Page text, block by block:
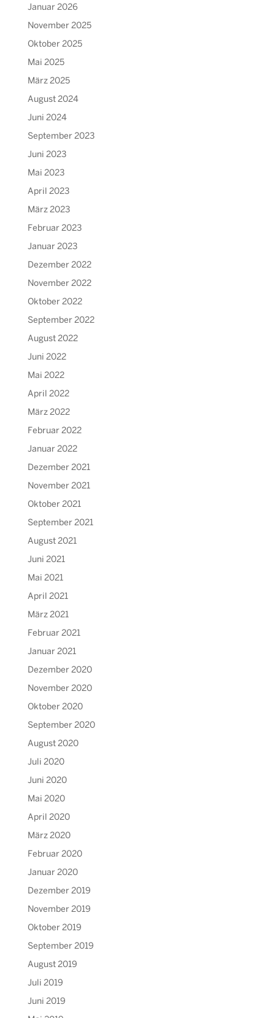
Januar 2026
November 2025
Oktober 2025
Mai 2025
März 2025
August 2024
Juni 2024
September 2023
Juni 2023
Mai 2023
April 2023
März 2023
Februar 2023
Januar 2023
Dezember 2022
November 2022
Oktober 2022
September 2022
August 2022
Juni 2022
Mai 2022
April 2022
März 2022
Februar 2022
Januar 2022
Dezember 2021
November 2021
Oktober 2021
September 2021
August 2021
Juni 2021
Mai 2021
April 2021
März 2021
Februar 2021
Januar 2021
Dezember 2020
November 2020
Oktober 2020
September 2020
August 2020
Juli 2020
Juni 2020
Mai 2020
April 2020
März 2020
Februar 2020
Januar 2020
Dezember 2019
November 2019
Oktober 2019
September 2019
August 2019
Juli 2019
Juni 2019